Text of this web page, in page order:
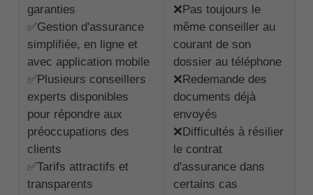
garanties
✅Gestion d'assurance
simplifiée, en ligne et
avec application mobile
✅Plusieurs conseillers
experts disponibles
pour répondre aux
préoccupations des
clients
✅Tarifs attractifs et
transparents
❌Pas toujours le
même conseiller au
courant de son
dossier au téléphone
❌Redemande des
documents déjà
envoyés
❌Difficultés à résilier
le contrat
d'assurance dans
certains cas